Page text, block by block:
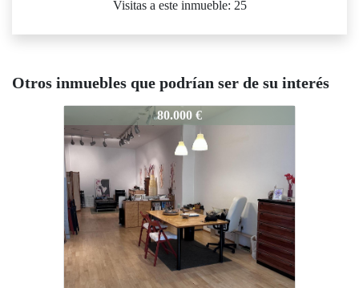
Visitas a este inmueble: 25
Otros inmuebles que podrían ser de su interés
80.000 €